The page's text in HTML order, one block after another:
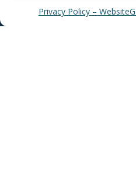
Privacy Policy – Website